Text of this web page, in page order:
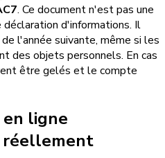
. Ce document n'est pas une
d'informations. Il
l'année suivante, même si les
des objets personnels. En cas
être gelés et le compte
ligne